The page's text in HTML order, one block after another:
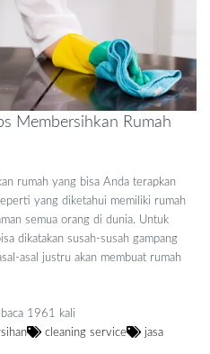
Membersihkan Rumah
rumah yang bisa Anda terapkan
yang diketahui memiliki rumah
semua orang di dunia. Untuk
dikatakan susah-susah gampang
asal justru akan membuat rumah
1961 kali
cleaning service
jasa